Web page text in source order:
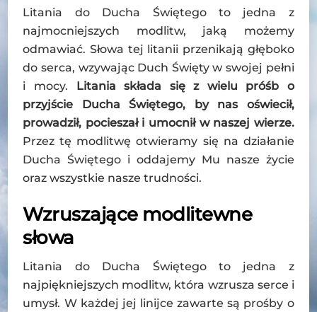
Litania do Ducha Świętego to jedna z
najmocniejszych modlitw, jaką możemy
odmawiać. Słowa tej litanii przenikają głęboko
do serca, wzywając Duch Święty w swojej pełni
i mocy. Litania składa się z wielu próśb o
przyjście Ducha Świętego, by nas oświecił,
prowadził, pocieszał i umocnił w naszej wierze.
Przez tę modlitwę otwieramy się na działanie
Ducha Świętego i oddajemy Mu nasze życie
oraz wszystkie nasze trudności.
Wzruszające modlitewne
słowa
Litania do Ducha Świętego to jedna z
najpiękniejszych modlitw, która wzrusza serce i
umysł. W każdej jej linijce zawarte są prośby o